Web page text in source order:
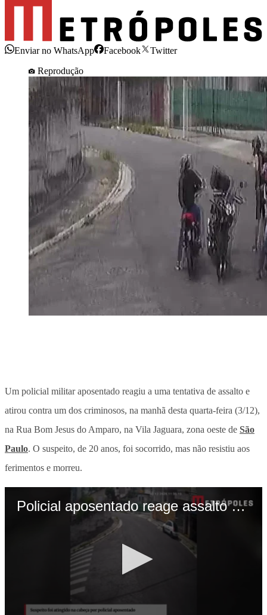
Enviar no WhatsApp Facebook
Twitter
Reprodução
Um policial militar aposentado reagiu a uma tentativa de assalto e
atirou contra um dos criminosos, na manhã desta quarta-feira (3/12),
na Rua Bom Jesus do Amparo, na Vila Jaguara, zona oeste de São
Paulo. O suspeito, de 20 anos, foi socorrido, mas não resistiu aos
ferimentos e morreu.